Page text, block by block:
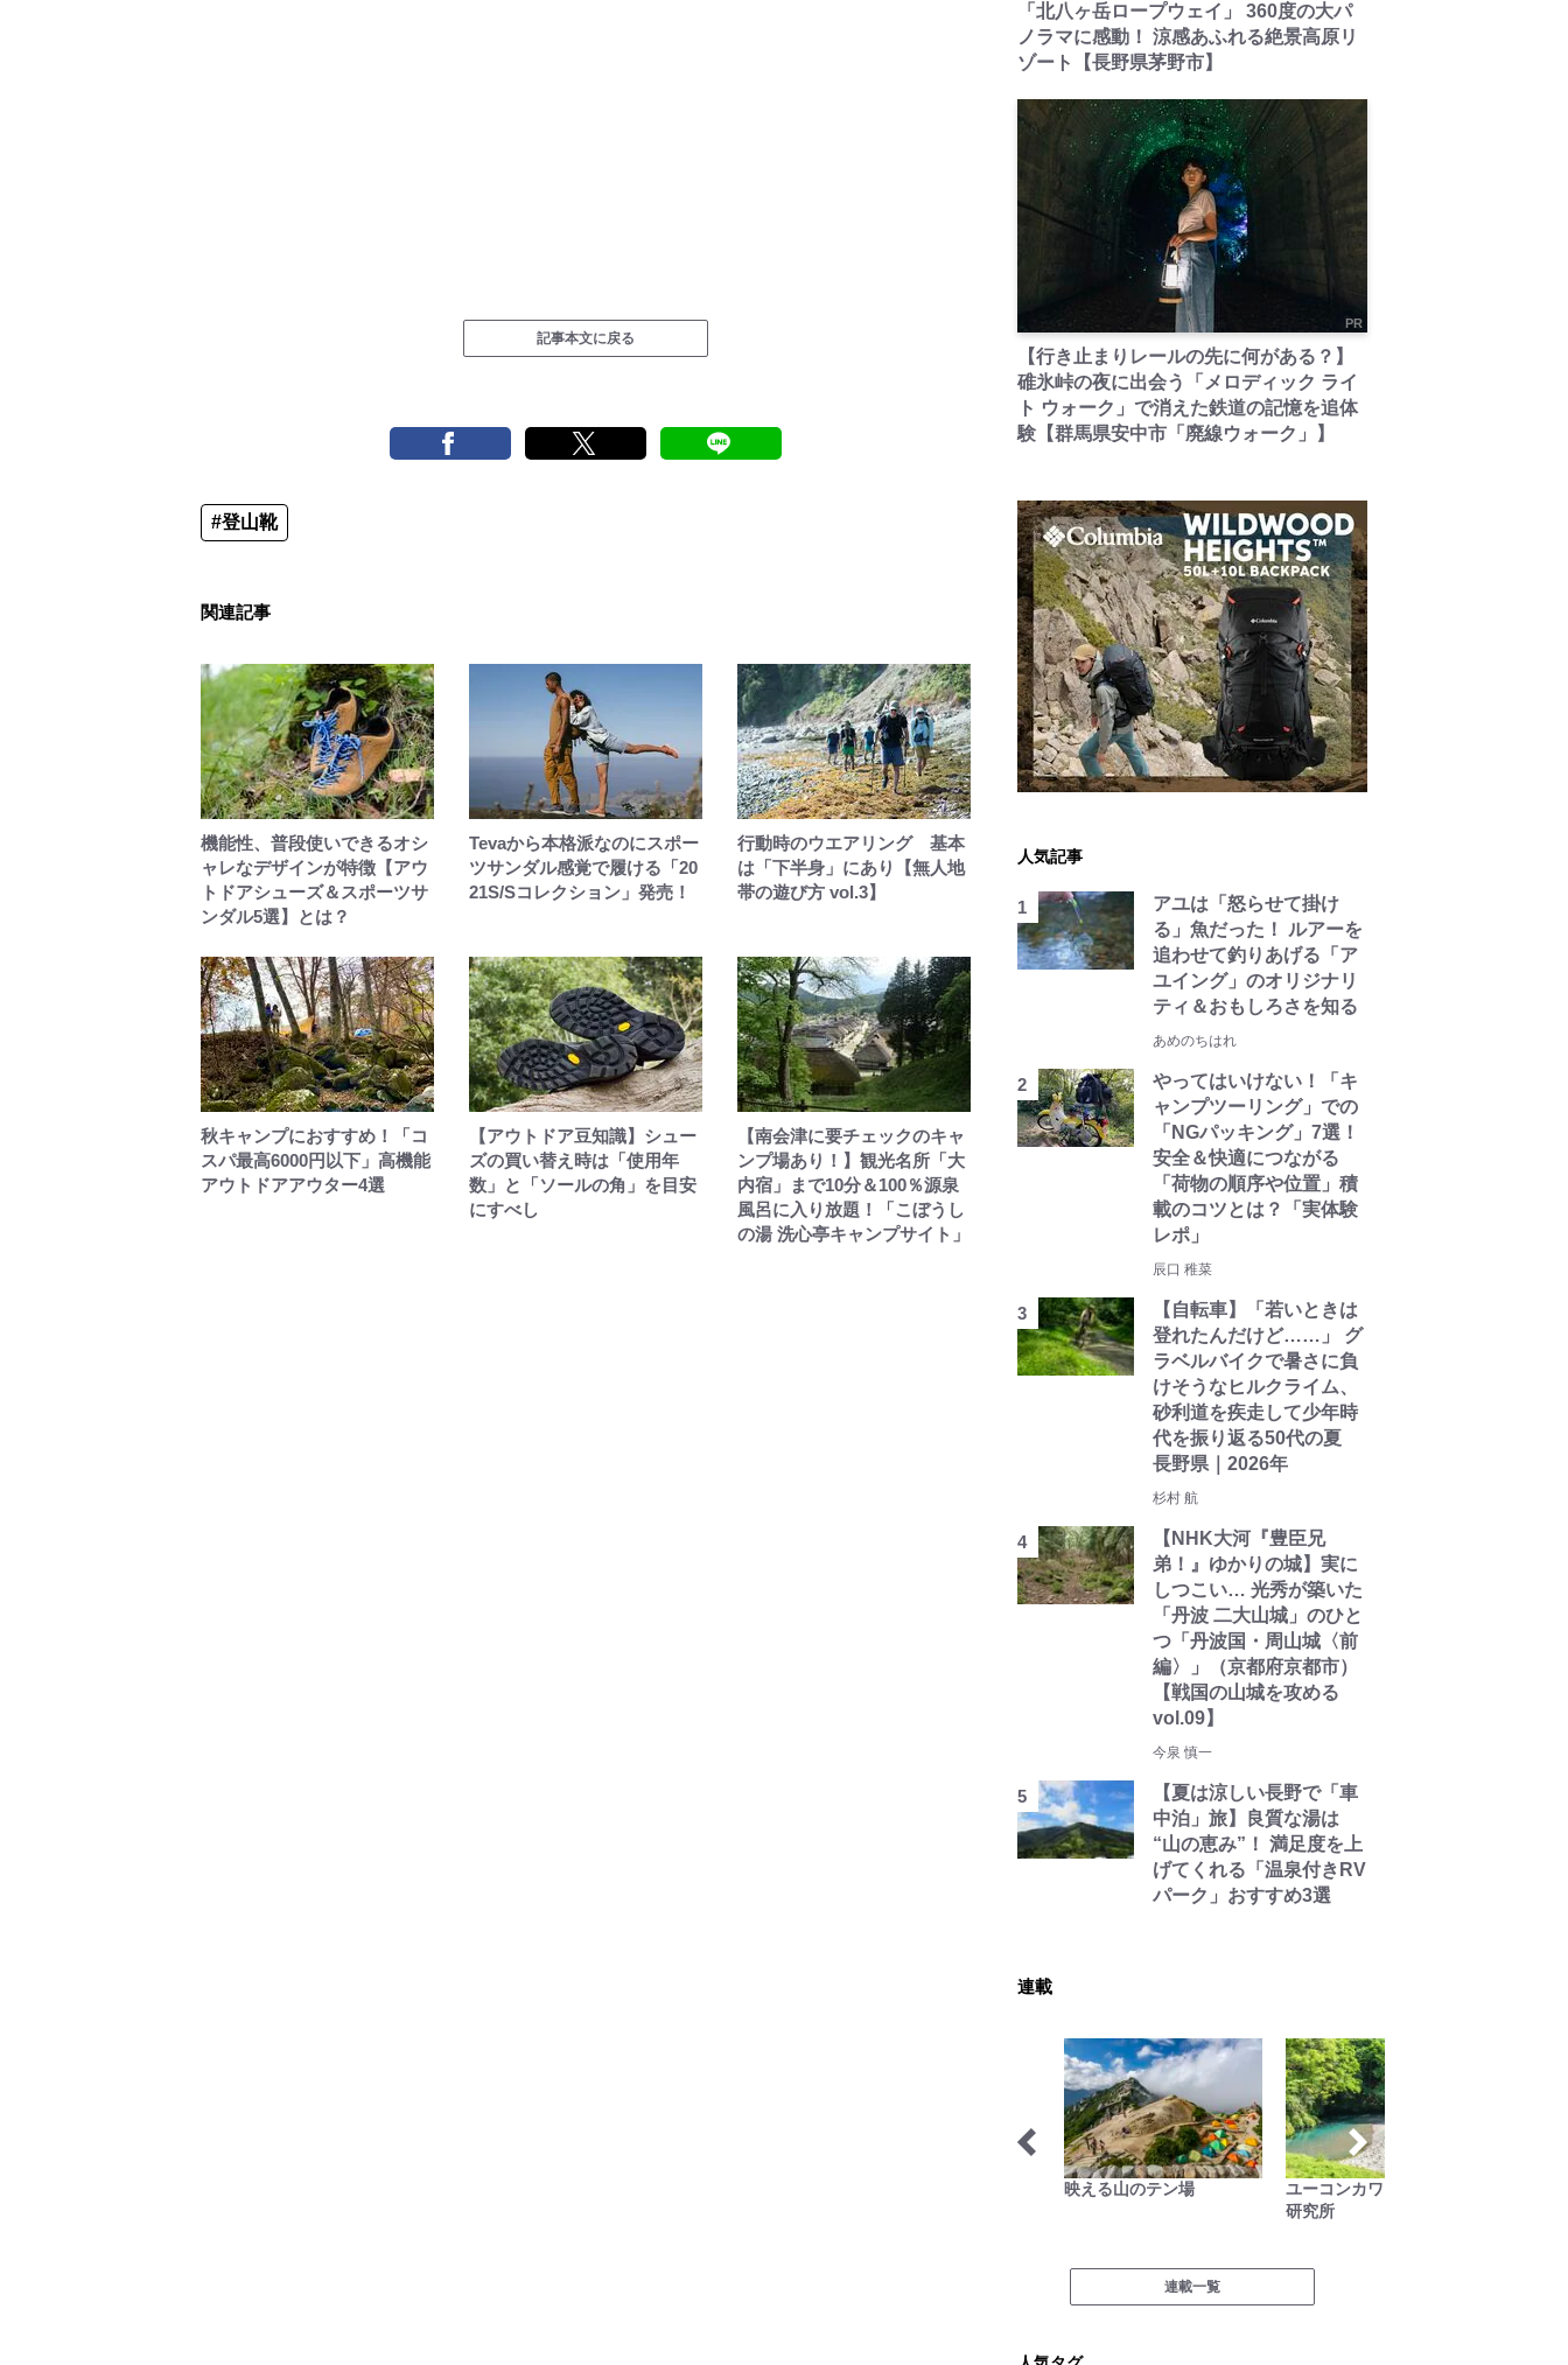
記事本文に戻る
#登山靴
関連記事
機能性、普段使いできるオシ
ャレなデザインが特徴【アウ
トドアシューズ＆スポーツサ
ンダル5選】とは？
Tevaから本格派なのにスポー
ツサンダル感覚で履ける「20
21S/Sコレクション」発売！
行動時のウエアリング 基本
は「下半身」にあり【無人地
帯の遊び方 vol.3】
秋キャンプにおすすめ！「コ
スパ最高6000円以下」高機能
アウトドアアウター4選
【アウトドア豆知識】シュー
ズの買い替え時は「使用年
数」と「ソールの角」を目安
にすべし
【南会津に要チェックのキャ
ンプ場あり！】観光名所「大
内宿」まで10分＆100％源泉
風呂に入り放題！「こぼうし
の湯 洗心亭キャンプサイト」
「北八ヶ岳ロープウェイ」 360度の大パ
ノラマに感動！ 涼感あふれる絶景高原リ
ゾート【長野県茅野市】
PR
【行き止まりレールの先に何がある？】
碓氷峠の夜に出会う「メロディック ライ
ト ウォーク」で消えた鉄道の記憶を追体
験【群馬県安中市「廃線ウォーク」】
人気記事
アユは「怒らせて掛け
る」魚だった！ ルアーを
追わせて釣りあげる「ア
ユイング」のオリジナリ
ティ＆おもしろさを知る
あめのちはれ
やってはいけない！「キ
ャンプツーリング」での
「NGパッキング」7選！
安全＆快適につながる
「荷物の順序や位置」積
載のコツとは？「実体験
レポ」
辰口 稚菜
【自転車】「若いときは
登れたんだけど……」 グ
ラベルバイクで暑さに負
けそうなヒルクライム、
砂利道を疾走して少年時
代を振り返る50代の夏
長野県｜2026年
杉村 航
【NHK大河『豊臣兄
弟！』ゆかりの城】実に
しつこい… 光秀が築いた
「丹波 二大山城」のひと
つ「丹波国・周山城〈前
編〉」（京都府京都市）
【戦国の山城を攻める
vol.09】
今泉 慎一
【夏は涼しい長野で「車
中泊」旅】良質な湯は
“山の恵み”！ 満足度を上
げてくれる「温泉付きRV
パーク」おすすめ3選
連載
映える山のテン場
ユーコンカワイの川サウナ
研究所
連載一覧